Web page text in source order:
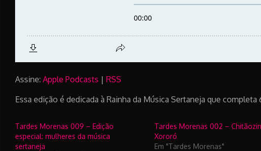
Assine: Apple Podcasts | RSS
Essa edição é dedicada à Rainha da Música Sertaneja que
Tardes Morenas 009 – Edição
especial: mulheres da música
sertaneja
Tardes Morenas 002 –
Xororó
Em "Tardes Morenas"